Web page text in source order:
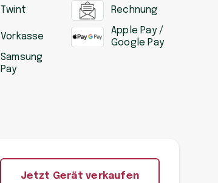
Twint Rechnung
Vorkasse
Apple Pay /
Google Pay
Samsung
Pay
Jetzt Gerät verkaufen